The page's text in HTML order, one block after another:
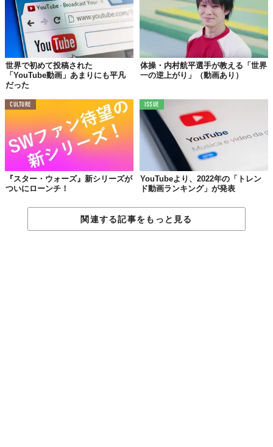
Licensed material used with permission by Storyful
YouTube / Дмитрий Семенихин
TABI LABO
この世界は、もっと広いはずだ。
世界で初めて投稿された
「YouTube動画」あまりにも平凡
だった
体操・内村航平選手が教える「世界
一の逆上がり」（動画あり）
CULTURE
『スター・ウォーズ』新シリーズが
ついにローンチ！
ISSUE
YouTubeより、2022年の「トレン
ド動画ランキング」が発表
関連する記事をもっと見る